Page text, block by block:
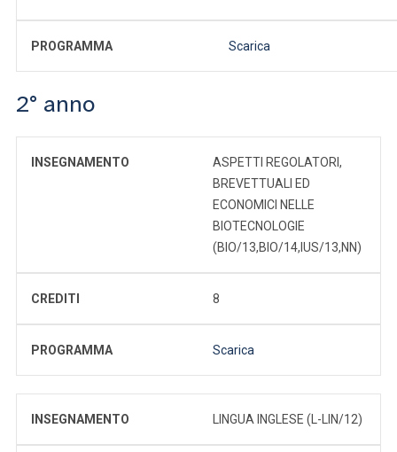
PROGRAMMA Scarica
2° anno
INSEGNAMENTO
ASPETTI REGOLATORI,
BREVETTUALI ED
ECONOMICI NELLE
BIOTECNOLOGIE
(BIO/13,BIO/14,IUS/13,NN)
CREDITI 8
PROGRAMMA Scarica
INSEGNAMENTO LINGUA INGLESE (L-LIN/12)